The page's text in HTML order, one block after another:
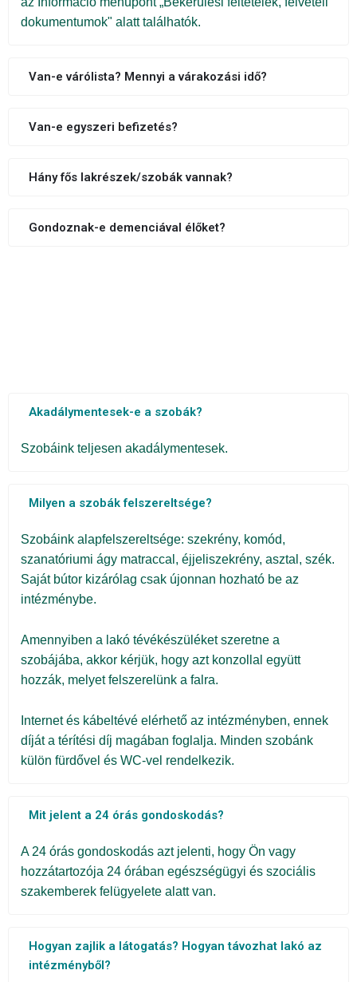
dokumentumok" alatt találhatók.
Van-e várólista? Mennyi a várakozási idő?
Van-e egyszeri befizetés?
Hány fős lakrészek/szobák vannak?
Gondoznak-e demenciával élőket?
Akadálymentesek-e a szobák?
Szobáink teljesen akadálymentesek.
Milyen a szobák felszereltsége?
Szobáink alapfelszereltsége: szekrény, komód,
szanatóriumi ágy matraccal, éjjeliszekrény, asztal, szék.
Saját bútor kizárólag csak újonnan hozható be az
intézménybe.
Amennyiben a lakó tévékészüléket szeretne a
szobájába, akkor kérjük, hogy azt konzollal együtt
hozzák, melyet felszerelünk a falra.
Internet és kábeltévé elérhető az intézményben, ennek
díját a térítési díj magában foglalja. Minden szobánk
külön fürdővel és WC-vel rendelkezik.
Mit jelent a 24 órás gondoskodás?
A 24 órás gondoskodás azt jelenti, hogy Ön vagy
hozzátartozója 24 órában egészségügyi és szociális
szakemberek felügyelete alatt van.
Hogyan zajlik a látogatás? Hogyan távozhat lakó az
intézményből?